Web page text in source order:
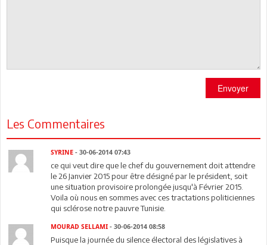
Envoyer
Les Commentaires
SYRINE - 30-06-2014 07:43
ce qui veut dire que le chef du gouvernement doit attendre
le 26 Janvier 2015 pour être désigné par le président, soit
une situation provisoire prolongée jusqu'à Février 2015.
Voila où nous en sommes avec ces tractations politiciennes
qui sclérose notre pauvre Tunisie.
MOURAD SELLAMI - 30-06-2014 08:58
Puisque la journée du silence électoral des législatives à